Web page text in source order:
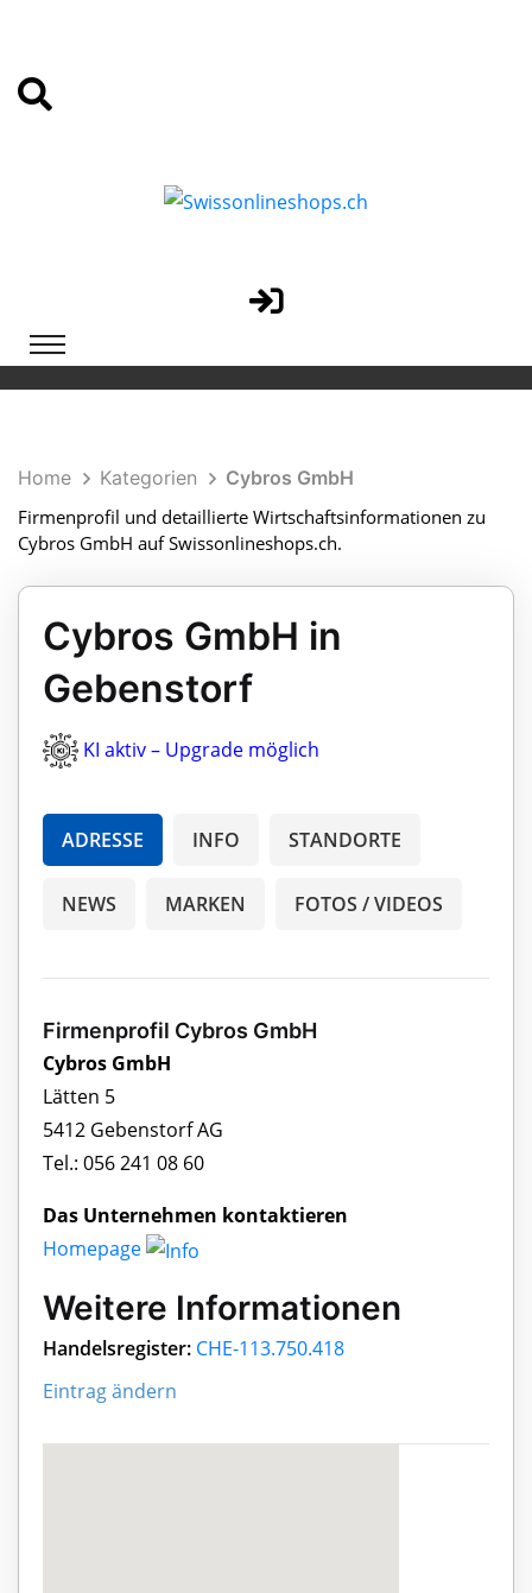
Home Kategorien
Cybros GmbH
Firmenprofil und detaillierte Wirtschaftsinformationen zu
Cybros GmbH auf Swissonlineshops.ch.
Cybros GmbH in
Gebenstorf
KI aktiv – Upgrade möglich
ADRESSE INFO STANDORTE
NEWS MARKEN FOTOS / VIDEOS
Firmenprofil Cybros GmbH
Cybros GmbH
Lätten 5
5412 Gebenstorf AG
Tel.: 056 241 08 60
Das Unternehmen kontaktieren
Homepage
Weitere Informationen
Handelsregister: CHE-113.750.418
Eintrag ändern